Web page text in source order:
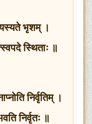
भृशम् ।
स्थिताः ॥
निर्वृतिम् ।
निर्वृतः ॥